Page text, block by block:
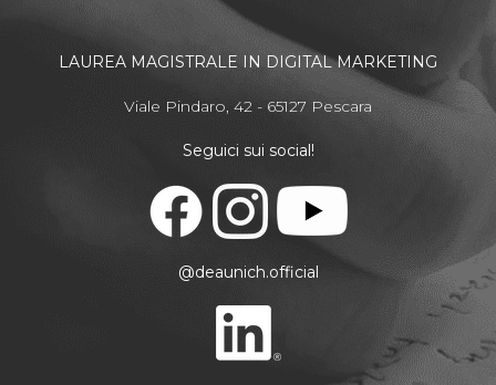
LAUREA MAGISTRALE IN DIGITAL MARKETING
Viale Pindaro, 42 - 65127 Pescara
Seguici sui social!
@deaunich.official